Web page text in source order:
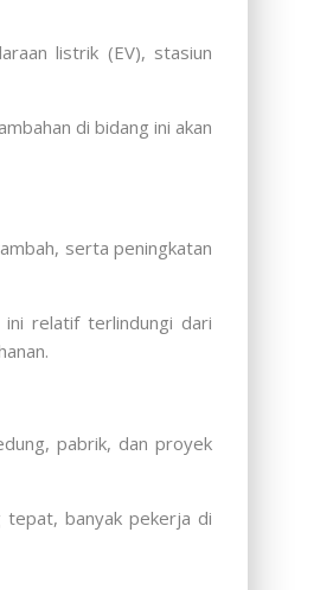
listrik (EV), stasiun
di bidang ini akan
serta peningkatan
ini relatif terlindungi dari
pabrik, dan proyek
tepat, banyak pekerja di